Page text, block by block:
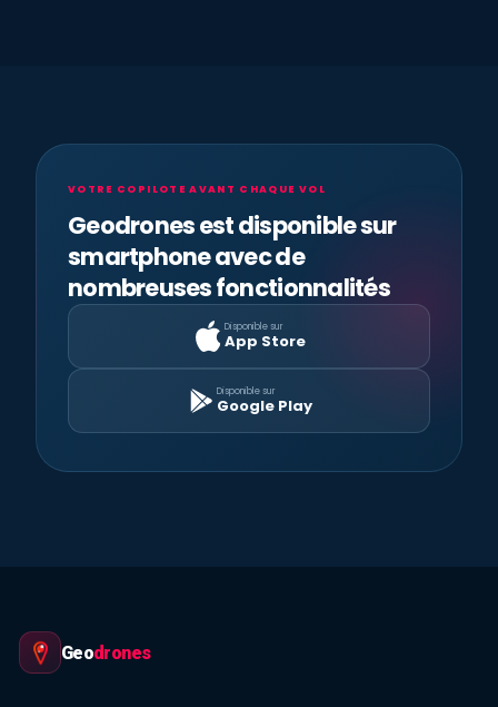
VOTRE COPILOTE AVANT CHAQUE VOL
Geodrones est disponible sur
smartphone avec de
nombreuses fonctionnalités
Disponible sur
App Store
Disponible sur
Google Play
Geodrones